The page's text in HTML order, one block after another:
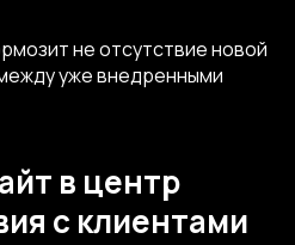
не отсутствие новой
уже внедренными
в центр
с клиентами